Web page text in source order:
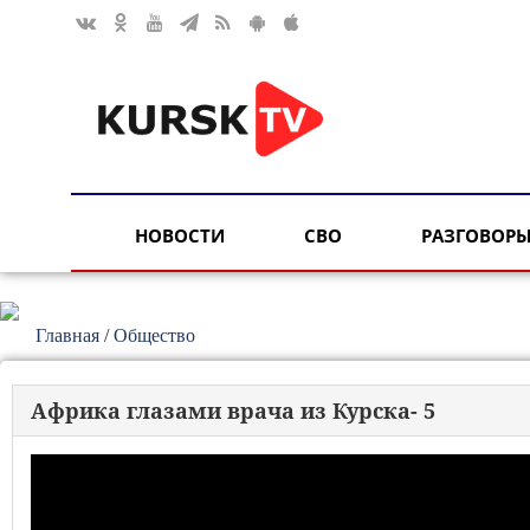
НОВОСТИ СВО
Главная /Общество
Африка глазами врача из Курска- 5